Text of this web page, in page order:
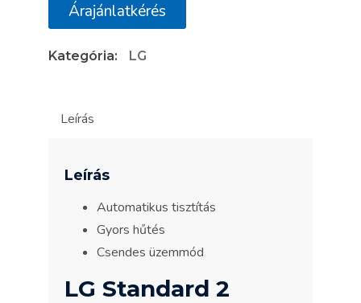
S12ET
mennyiség
Árajánlatkérés
Kategória: LG
Leírás
Leírás
Automatikus tisztítás
Gyors hűtés
Csendes üzemmód
LG Standard 2